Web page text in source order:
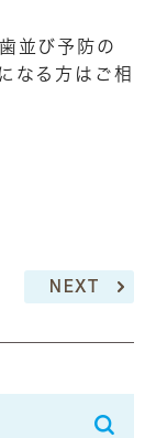
並び予防の
なる方はご相
NEXT